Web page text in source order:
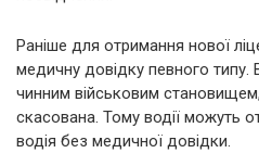
Раніше для отримання нової
медичну довідку певного типу.
чинним військовим
скасована. Тому водії можуть
водія без медичної довідки.